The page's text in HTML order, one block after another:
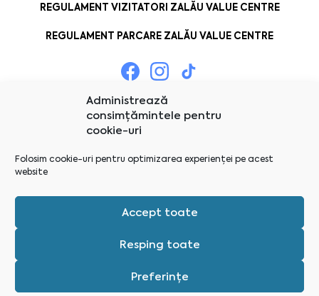
Administrează
consimțămintele pentru
cookie-uri
Folosim cookie-uri pentru optimizarea experienței pe acest
website
Accept toate
Resping toate
Preferințe
REGULAMENT VIZITATORI ZALĂU VALUE CENTRE
REGULAMENT PARCARE ZALĂU VALUE CENTRE